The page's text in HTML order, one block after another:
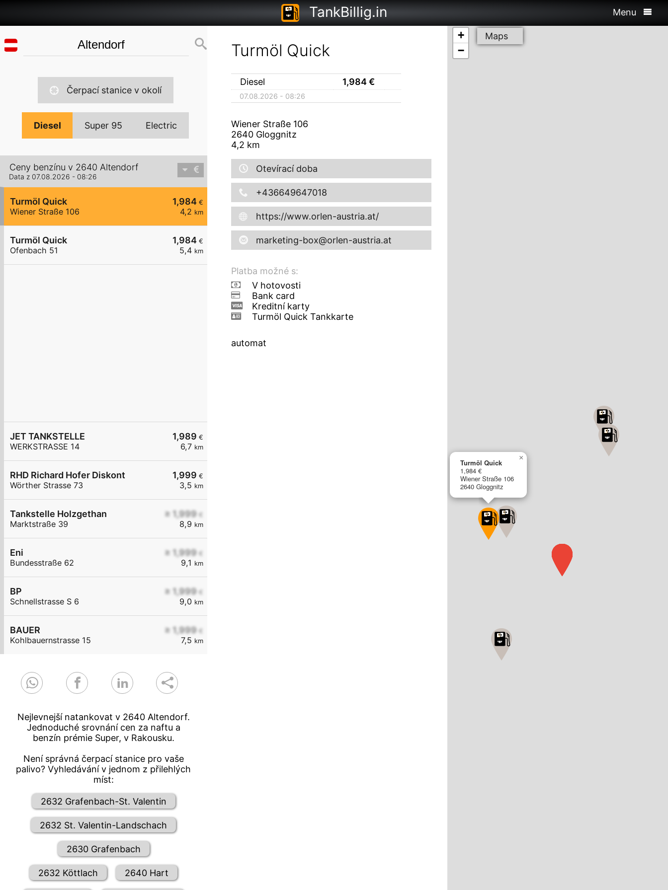
TankBillig.in Menu
Čerpací stanice v okolí
Diesel Super 95 Electric
Ceny benzínu v 2640 Altendorf
Data z 07.08.2026 - 08:26
1,984 €
4,2 km
Turmöl Quick
Wiener Straße 106
1,984 €
5,4 km
Turmöl Quick
Ofenbach 51
1,989 €
6,7 km
JET TANKSTELLE
WERKSTRASSE 14
1,999 €
3,5 km
RHD Richard Hofer Diskont
Wörther Strasse 73
≥ 1,999 €
8,9 km
Tankstelle Holzgethan
Marktstraße 39
≥ 1,999 €
9,1 km
Eni
Bundesstraße 62
≥ 1,999 €
9,0 km
BP
Schnellstrasse S 6
≥ 1,999 €
7,5 km
BAUER
Kohlbauernstrasse 15
Nejlevnejší natankovat v 2640 Altendorf.
Jednoduché srovnání cen za naftu a
benzín prémie Super, v Rakousku.
Není správná čerpací stanice pro vaše
palivo? Vyhledávání v jednom z přilehlých
míst:
2632 Grafenbach-St. Valentin
2632 St. Valentin-Landschach
2630 Grafenbach
2632 Köttlach 2640 Hart
Turmöl Quick
Diesel 1,984€
07.08.2026 - 08:26
Wiener Straße 106
2640 Gloggnitz
4,2 km
Otevírací doba
+436649647018
https://www.orlen-austria.at/
marketing-box@orlen-austria.at
Platba možné s:
V hotovosti
Bank card
Kreditní karty
Turmöl Quick Tankkarte
automat
Turmöl Quick
1,984 €
Wiener Straße 106
2640 Gloggnitz
×
+
−
Maps